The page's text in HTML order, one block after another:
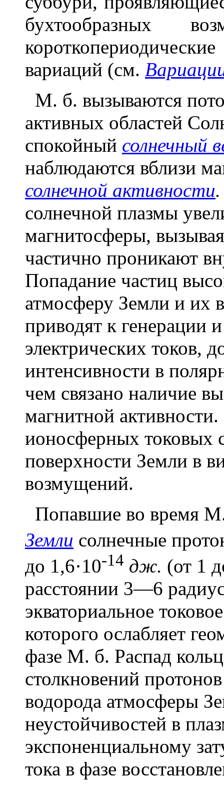
бухтообразных
вариаций (см.
М. б. вызываются
активных областей
спокойный солнечный
наблюдаются вблизи
солнечной активности.
солнечной плазмы
магнитосферы,
частично проникают
Попадание частиц
атмосферу Земли и их
приводят к генерации
электрических токов,
интенсивности в
чем связано наличие
магнитной
ионосферных токовых
поверхности Земли в
возмущений.
Попавшие во время
Земли солнечные
до 1,6·10-14 дж. (от 1
расстоянии 3—6
экваториальное
которого ослабляет
фазе М. б. Распад
столкновений
водорода атмосферы
неустойчивостей в
экспоненциальному
тока в фазе